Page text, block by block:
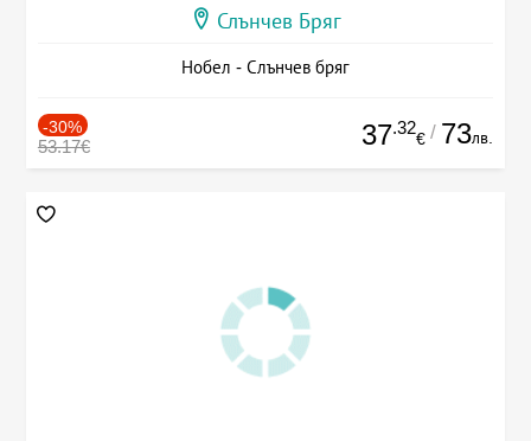
Слънчев Бряг
Нобел - Слънчев бряг
-30%
53.17€ 37.32
€ / 73лв.